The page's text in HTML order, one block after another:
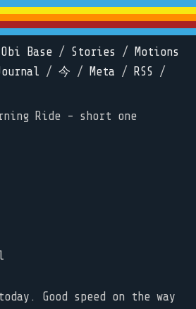
Obi Base / Stories /
Motions
/ 今 / Meta / RSS /
Ride - short one
Good speed on the way